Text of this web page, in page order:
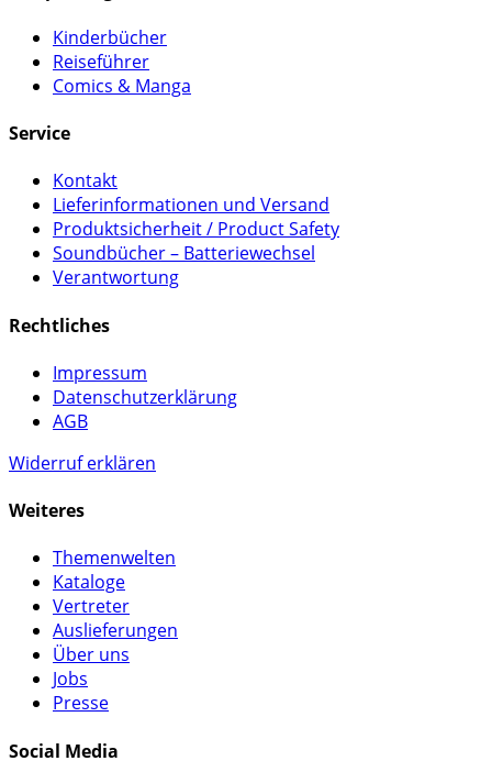
Kinderbücher
Reiseführer
Comics & Manga
Service
Kontakt
Lieferinformationen und Versand
Produktsicherheit / Product Safety
Soundbücher – Batteriewechsel
Verantwortung
Rechtliches
Impressum
Datenschutzerklärung
AGB
Widerruf erklären
Weiteres
Themenwelten
Kataloge
Vertreter
Auslieferungen
Über uns
Jobs
Presse
Social Media